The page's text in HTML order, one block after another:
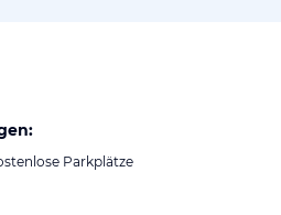
Parkplätze